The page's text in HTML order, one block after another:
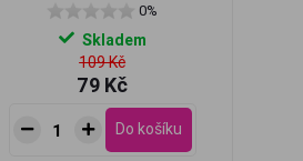
0%
Skladem
109 Kč
79 Kč
Do košíku